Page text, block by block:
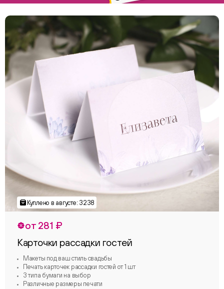
от 281 ₽
Карточки рассадки гостей
Макеты под ваш стиль свадьбы
Печать карточек рассадки гостей от 1 шт
3 типа бумаги на выбор
Различные размеры печати